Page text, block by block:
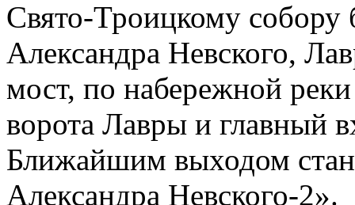
Свято-Троицкому собору
Александра Невского,
мост, по набережной
ворота Лавры и главный
Ближайшим выходом
Александра Невского-2».